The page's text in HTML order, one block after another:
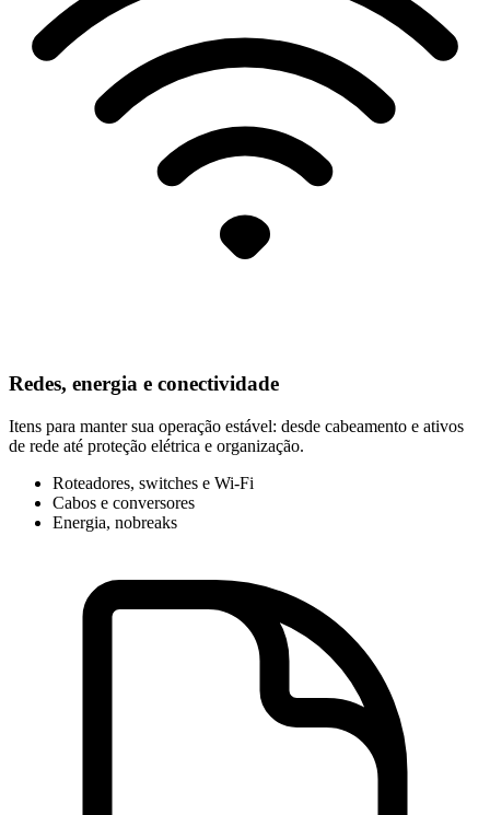
Redes, energia e conectividade
Itens para manter sua operação estável: desde cabeamento e ativos
de rede até proteção elétrica e organização.
Roteadores, switches e Wi-Fi
Cabos e conversores
Energia, nobreaks